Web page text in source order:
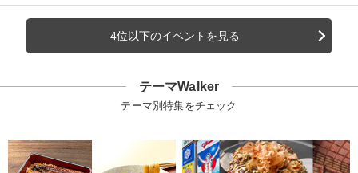
4位以下のイベントを見る
テーマWalker
テーマ別特集をチェック